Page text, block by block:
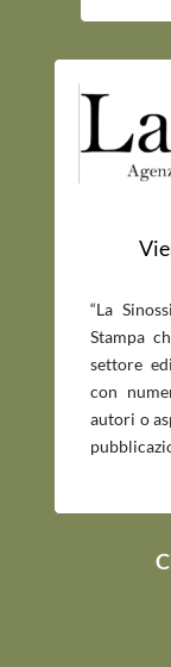
“La
Stampa
settore
con
autori o